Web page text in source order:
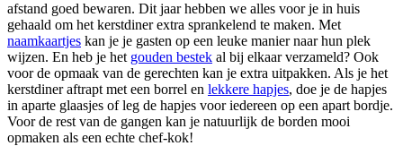
afstand goed bewaren. Dit jaar hebben we alles voor je in huis
gehaald om het kerstdiner extra sprankelend te maken. Met
naamkaartjes kan je je gasten op een leuke manier naar hun plek
wijzen. En heb je het gouden bestek al bij elkaar verzameld? Ook
voor de opmaak van de gerechten kan je extra uitpakken. Als je het
kerstdiner aftrapt met een borrel en lekkere hapjes, doe je de hapjes
in aparte glaasjes of leg de hapjes voor iedereen op een apart bordje.
Voor de rest van de gangen kan je natuurlijk de borden mooi
opmaken als een echte chef-kok!